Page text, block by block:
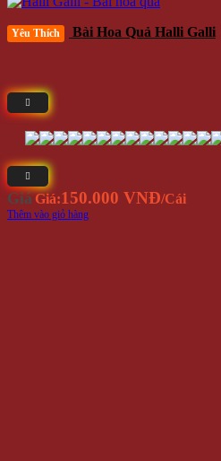
Yêu Thích Bài Hoa Quả Halli Galli
Giá Giá:150.000 VNĐ/Cái
Thêm vào giỏ hàng